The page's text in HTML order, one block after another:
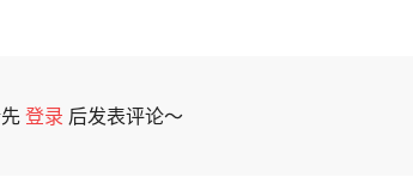
登录 后发表评论～